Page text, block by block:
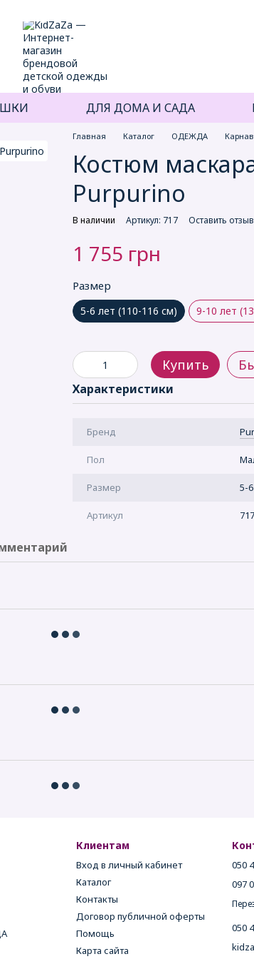
ДЛЯ ДОМА И САДА
Главная Каталог ОДЕЖДА
Костюм
Purpurino
В наличии Артикул: 717 Оставить отзыв
1 755 грн
Размер
5-6 лет (110-116 см) 9-10 лет
Купить
Характеристики
Бренд
Пол
Размер 5-
Артикул
Клиентам
Вход в личный кабинет
Каталог
Контакты
Договор публичной оферты
Помощь
Карта сайта
050
097
050